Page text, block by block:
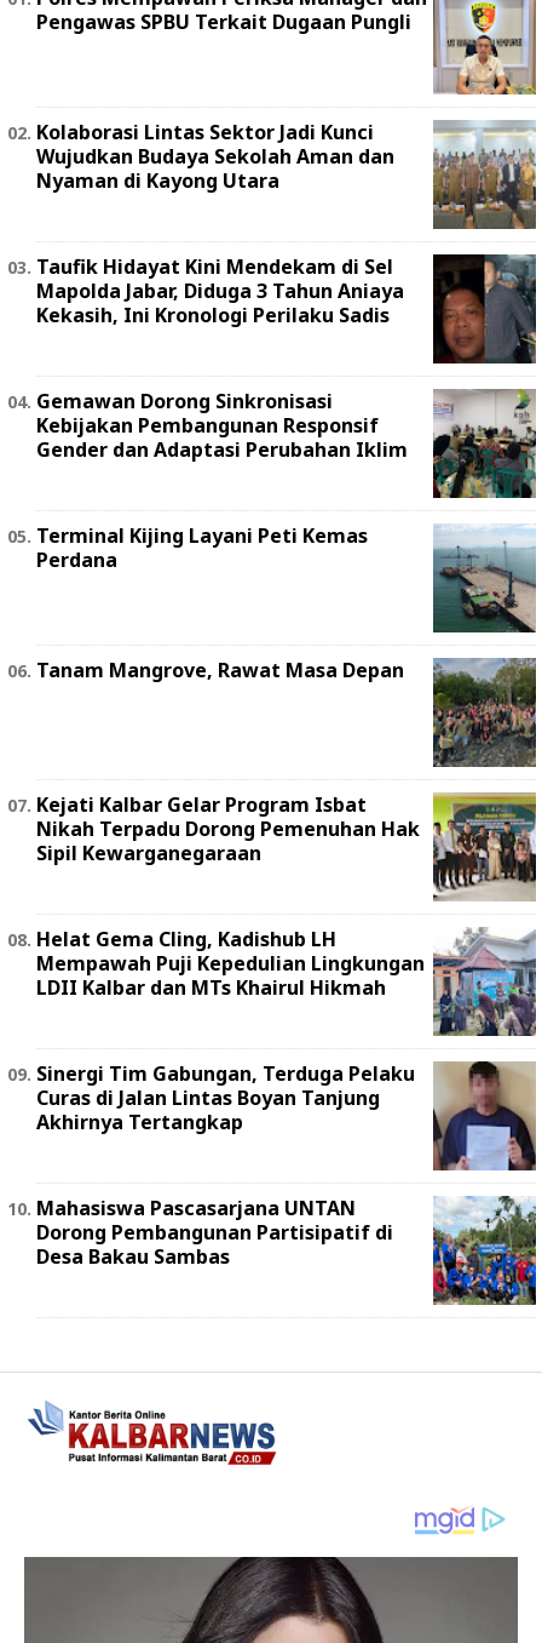
Pengawas SPBU Terkait Dugaan Pungli
Kolaborasi Lintas Sektor Jadi Kunci
Wujudkan Budaya Sekolah Aman dan
Nyaman di Kayong Utara
Taufik Hidayat Kini Mendekam di Sel
Mapolda Jabar, Diduga 3 Tahun Aniaya
Kekasih, Ini Kronologi Perilaku Sadis
Gemawan Dorong Sinkronisasi
Kebijakan Pembangunan Responsif
Gender dan Adaptasi Perubahan Iklim
Terminal Kijing Layani Peti Kemas
Perdana
Tanam Mangrove, Rawat Masa Depan
Kejati Kalbar Gelar Program Isbat
Nikah Terpadu Dorong Pemenuhan Hak
Sipil Kewarganegaraan
Helat Gema Cling, Kadishub LH
Mempawah Puji Kepedulian Lingkungan
LDII Kalbar dan MTs Khairul Hikmah
Sinergi Tim Gabungan, Terduga Pelaku
Curas di Jalan Lintas Boyan Tanjung
Akhirnya Tertangkap
Mahasiswa Pascasarjana UNTAN
Dorong Pembangunan Partisipatif di
Desa Bakau Sambas